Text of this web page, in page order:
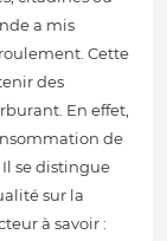
a mis
Cette
des
En effet,
de
se distingue
sur la
à savoir :